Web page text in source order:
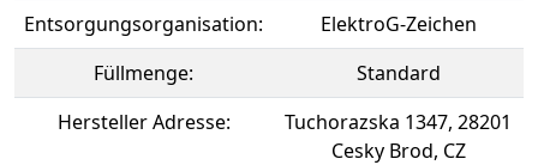
Entsorgungsorganisation:
ElektroG-Zeichen
Füllmenge:
Standard
Hersteller Adresse:
Tuchorazska 1347, 28201
Cesky Brod, CZ